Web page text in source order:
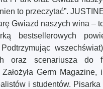
to przeczytać”.
Gwiazd naszych wina –
bestsellerowych
oraz scenariusza do
Germ Magazine,
i studentów. Pisarka